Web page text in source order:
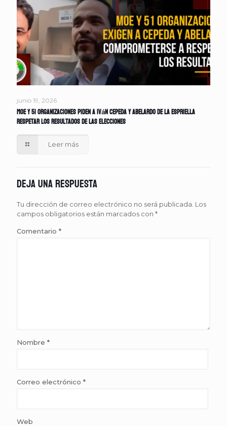
junio 19, 2026
MOE y 51 organizaciones piden a Iván Cepeda y Abelardo de la Espriella
respetar los resultados de las elecciones
Leer más
Deja una respuesta
Tu dirección de correo electrónico no será publicada. Los
campos obligatorios están marcados con *
Comentario *
Nombre *
Correo electrónico *
Web